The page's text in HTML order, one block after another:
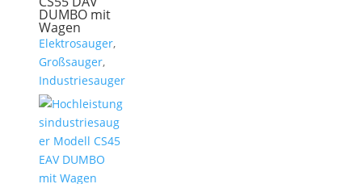
DUMBO mit
Wagen
Elektrosauger,
Großsauger,
Industriesauger